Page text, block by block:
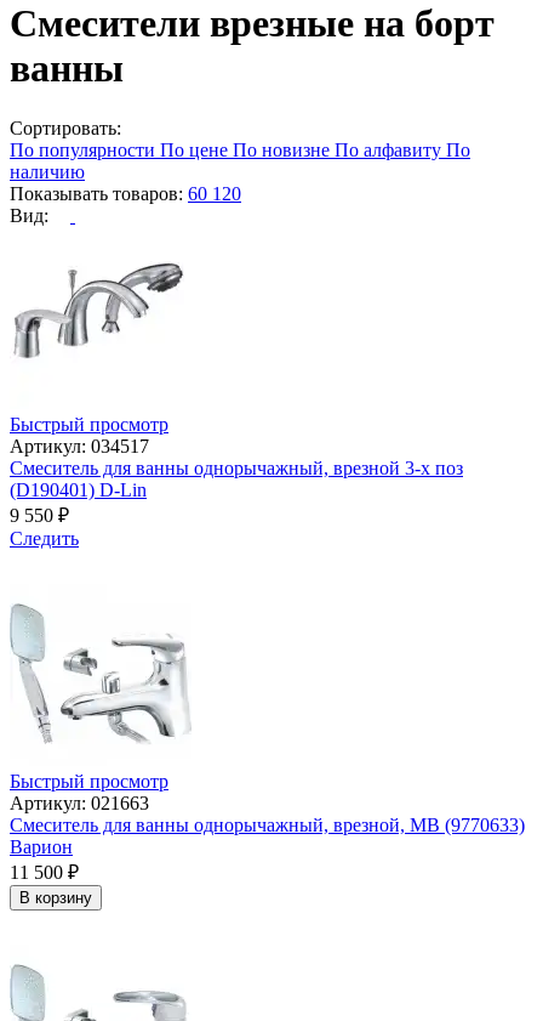
Смесители врезные на борт
ванны
Сортировать:
По популярности По цене По новизне По алфавиту По
наличию
Показывать товаров: 60 120
Вид:
Быстрый просмотр
Артикул: 034517
Смеситель для ванны однорычажный, врезной 3-х поз
(D190401) D-Lin
9 550 ₽
Следить
Быстрый просмотр
Артикул: 021663
Смеситель для ванны однорычажный, врезной, МВ (9770633)
Варион
11 500 ₽
В корзину